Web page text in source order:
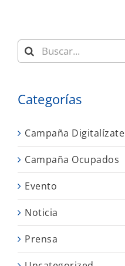
Buscar:
Categorías
Campaña Digitalízate
Campaña Ocupados
Evento
Noticia
Prensa